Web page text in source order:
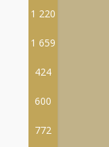
1 220
1 659
424
600
772